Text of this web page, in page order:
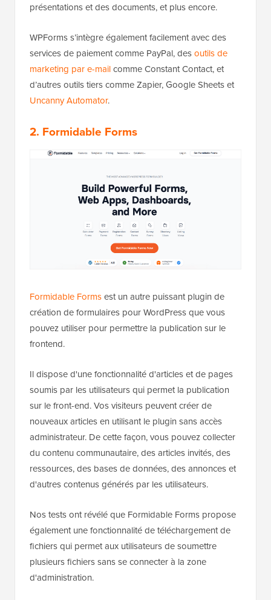
présentations et des documents, et plus encore.
WPForms s’intègre également facilement avec des
services de paiement comme PayPal, desoutils de
marketing par e-mailcomme Constant Contact, et
d’autres outils tiers comme Zapier, Google Sheets et
Uncanny Automator.
2. Formidable Forms
Formidable Formsest un autre puissant plugin de
création de formulaires pour WordPress que vous
pouvez utiliser pour permettre la publication sur le
frontend.
Il dispose d'une fonctionnalité d'articles et de pages
soumis par les utilisateurs qui permet la publication
sur le front-end. Vos visiteurs peuvent créer de
nouveaux articles en utilisant le plugin sans accès
administrateur. De cette façon, vous pouvez collecter
du contenu communautaire, des articles invités, des
ressources, des bases de données, des annonces et
d'autres contenus générés par les utilisateurs.
Nos tests ont révélé que Formidable Forms propose
également une fonctionnalité de téléchargement de
fichiers qui permet aux utilisateurs de soumettre
plusieurs fichiers sans se connecter à la zone
d'administration.